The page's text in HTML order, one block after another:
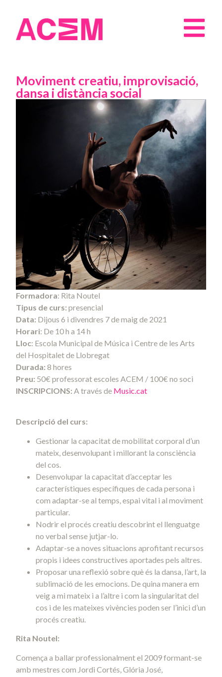
Moviment creatiu, improvisació,
dansa i distància social
Formadora: Rita Noutel
Tipus de curs: presencial
Data: Dijous 6 i divendres 7 de maig de 2021
Horari: De 10 h a 14 h
Lloc: Escola Municipal de Música i Centre de les Arts
del Hospitalet de Llobregat
Durada: 8 hores
Preu: 50€ professorat escoles ACEM / 100€ no soci
INSCRIPCIONS: A través de Music.cat
Descripció del curs:
Gestionar la capacitat de mobilitat corporal d’un
mateix, desenvolupant i millorant la consciència
del cos.
Desenvolupar la capacitat d’acceptar les
característiques específiques de cada persona i
com adaptar-se al temps, espai vital i al moviment
particular.
Nodrir el procés creatiu descobrint el llenguatge
no verbal sense jutjar-lo.
Adaptar-se a noves situacions aprofitant recursos
propis i idees constructives aportades pels altres.
Proposar una reflexió sobre què és la dansa, l’art, la
sublimació de les emocions. De quina manera em
veig a mi mateix i a l’altre i com la singularitat del
cos i de les mateixes vivències poden ser l’inici d’un
procés creatiu.
Rita Noutel:
Comença a ballar professionalment el 2009 formant-se
amb mestres com Jordi Cortés, Glória José,